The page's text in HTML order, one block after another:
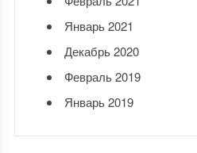
Январь 2021
Декабрь 2020
Февраль 2019
Январь 2019